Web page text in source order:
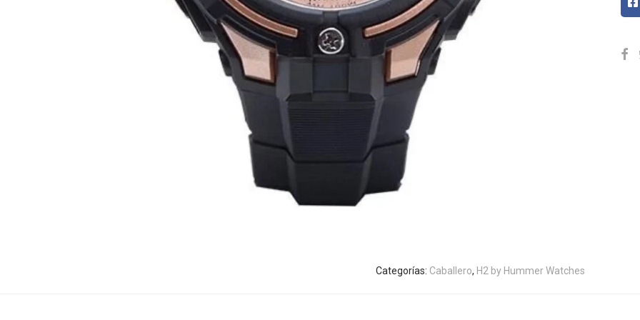
Categorías: Caballero, H2 by Hummer Watches